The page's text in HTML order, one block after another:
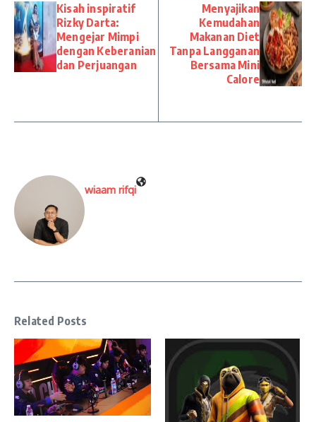
Kisah inspiratif
Rizky Darta:
Mengejar Mimpi
dengan Keberanian
dan Perjuangan
Menyajikan
Kemudahan
Makanan Diet
Tanpa Langganan
Bersama Mini
Calore
wiaam rifqi
Related Posts